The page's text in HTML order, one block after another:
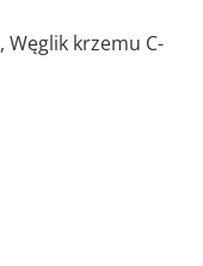
, Węglik krzemu C-